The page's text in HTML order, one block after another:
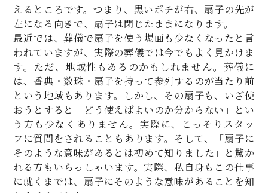
えるところです。つまり、黒いポチが右、扇子の先が
左になる向きで、扇子は閉じたままになります。
最近では、葬儀で扇子を使う場面も少なくなったと言
われていますが、実際の葬儀では今でもよく見かけま
す。ただ、地域性もあるのかもしれません。葬儀に
は、香典・数珠・扇子を持って参列するのが当たり前
という地域もあります。しかし、その扇子も、いざ使
おうとすると「どう使えばよいのか分からない」とい
う方も少なくありません。実際に、こっそりスタッ
フに質問をされることもあります。そして、「扇子に
そのような意味があるとは初めて知りました」と驚か
れる方もいらっしゃいます。実際、私自身もこの仕事
に就くまでは、扇子にそのような意味があることを知